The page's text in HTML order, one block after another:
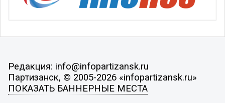
Редакция: info@infopartizansk.ru
Партизанск, © 2005-2026 «infopartizansk.ru»
ПОКАЗАТЬ БАННЕРНЫЕ МЕСТА